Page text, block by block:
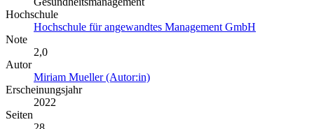
Hochschule
Hochschule für angewandtes Management GmbH
Note
2,0
Autor
Miriam Mueller (Autor:in)
Erscheinungsjahr
2022
Seiten